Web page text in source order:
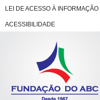
LEI DE ACESSO À INFORMAÇÃO
ACESSIBILIDADE